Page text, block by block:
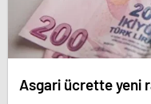
Asgari ücrette yeni